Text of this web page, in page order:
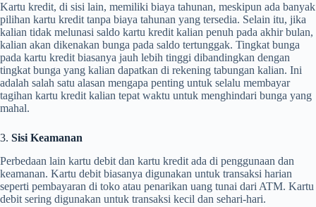
Kartu kredit, di sisi lain, memiliki biaya tahunan, meskipun ada banyak
pilihan kartu kredit tanpa biaya tahunan yang tersedia. Selain itu, jika
kalian tidak melunasi saldo kartu kredit kalian penuh pada akhir bulan,
kalian akan dikenakan bunga pada saldo tertunggak. Tingkat bunga
pada kartu kredit biasanya jauh lebih tinggi dibandingkan dengan
tingkat bunga yang kalian dapatkan di rekening tabungan kalian. Ini
adalah salah satu alasan mengapa penting untuk selalu membayar
tagihan kartu kredit kalian tepat waktu untuk menghindari bunga yang
mahal.
3. Sisi Keamanan
Perbedaan lain kartu debit dan kartu kredit ada di penggunaan dan
keamanan. Kartu debit biasanya digunakan untuk transaksi harian
seperti pembayaran di toko atau penarikan uang tunai dari ATM. Kartu
debit sering digunakan untuk transaksi kecil dan sehari-hari.